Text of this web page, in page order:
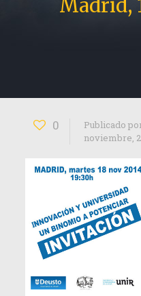
Madrid,
0 Publicado
noviembre,